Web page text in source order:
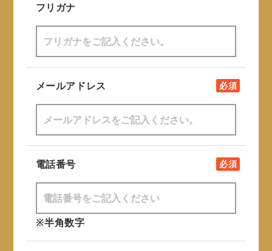
フリガナ
メールアドレス 必須
電話番号 必須
※半角数字